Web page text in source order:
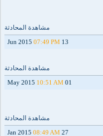
مشاهدة المحادثة
13 Jun 2015
07:49 PM
مشاهدة المحادثة
01 May 2015
10:51 AM
مشاهدة المحادثة
27 Jan 2015
08:49 AM